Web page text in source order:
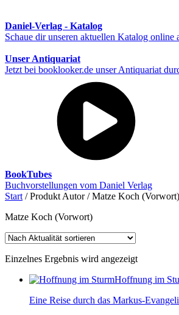
Daniel-Verlag - Katalog
Schaue dir unseren aktuellen Katalog online
Unser Antiquariat
Jetzt bei booklooker.de unser Antiquariat
BookTubes
Buchvorstellungen vom Daniel Verlag
Start / Produkt Autor / Matze Koch (Vorwort)
Matze Koch (Vorwort)
Einzelnes Ergebnis wird angezeigt
Hoffnung im
Eine Reise durch das Markus-